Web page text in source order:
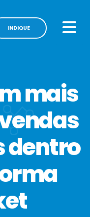
INDIQUE
mais
dentro